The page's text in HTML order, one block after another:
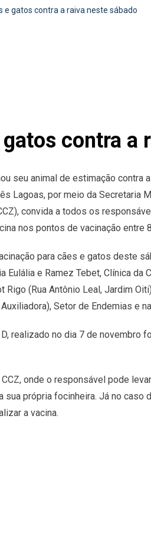
e gatos contra a raiva neste sábado
contra a
seu animal de estimação contra
Lagoas, por meio da Secretaria
convida a todos os
nos pontos de vacinação entre
para cães e gatos deste
Eulália e Ramez Tebet, Clínica da
Rigo (Rua Antônio Leal, Jardim
Setor de Endemias e
realizado no dia 7 de novembro
onde o responsável pode
própria focinheira. Já no
a vacina.